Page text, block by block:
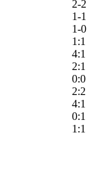
2-2
1-1
1-0
1:1
4:1
2:1
0:0
2:2
4:1
0:1
1:1